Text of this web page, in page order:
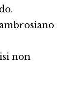
non